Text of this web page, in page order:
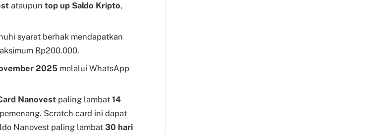
ataupun top up Saldo Kripto,
syarat berhak mendapatkan
Rp200.000.
2025 melalui WhatsApp
Nanovest paling lambat 14
Scratch card ini dapat
Nanovest paling lambat 30 hari